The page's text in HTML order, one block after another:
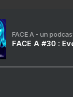
FACE A - un
FACE A #30 :